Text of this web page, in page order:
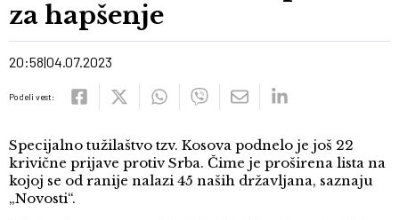
za hapšenje
20:58 04.07.2023
Podeli vest:
Specijalno tužilaštvo tzv. Kosova podnelo je još 22
krivične prijave protiv Srba. Čime je proširena lista na
kojoj se od ranije nalazi 45 naših državljana, saznaju
„Novosti“.